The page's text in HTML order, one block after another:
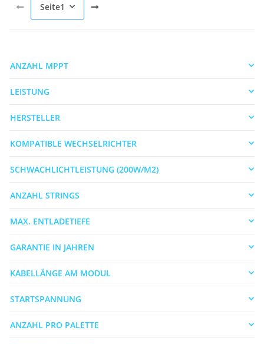
Seite1
ANZAHL MPPT
LEISTUNG
HERSTELLER
KOMPATIBLE WECHSELRICHTER
SCHWACHLICHTLEISTUNG (200W/M2)
ANZAHL STRINGS
MAX. ENTLADETIEFE
GARANTIE IN JAHREN
KABELLÄNGE AM MODUL
STARTSPANNUNG
ANZAHL PRO PALETTE